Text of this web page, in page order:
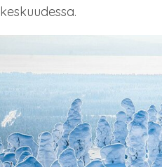
keskuudessa.